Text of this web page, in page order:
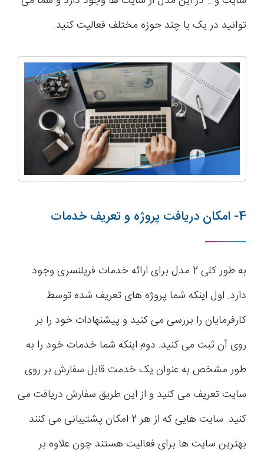
توانید در یک یا چند حوزه مختلف فعالیت کنید.
4- امکان دریافت پروژه و تعریف خدمات
به طور کلی 2 مدل برای ارائه خدمات فریلنسری وجود
دارد. اول اینکه شما پروژه های تعریف شده توسط
کارفرمایان را بررسی می کنید و پیشنهادات خود را بر
روی آن ثبت می کنید. دوم اینکه شما خدمات خود را به
طور مشخص به عنوان یک خدمت قابل سفارش بر روی
سایت تعریف می کنید و از این طریق سفارش دریافت می
کنید. سایت هایی که از هر 2 امکان پشتیبانی می کنند
بهترین سایت ها برای فعالیت هستند چون علاوه بر